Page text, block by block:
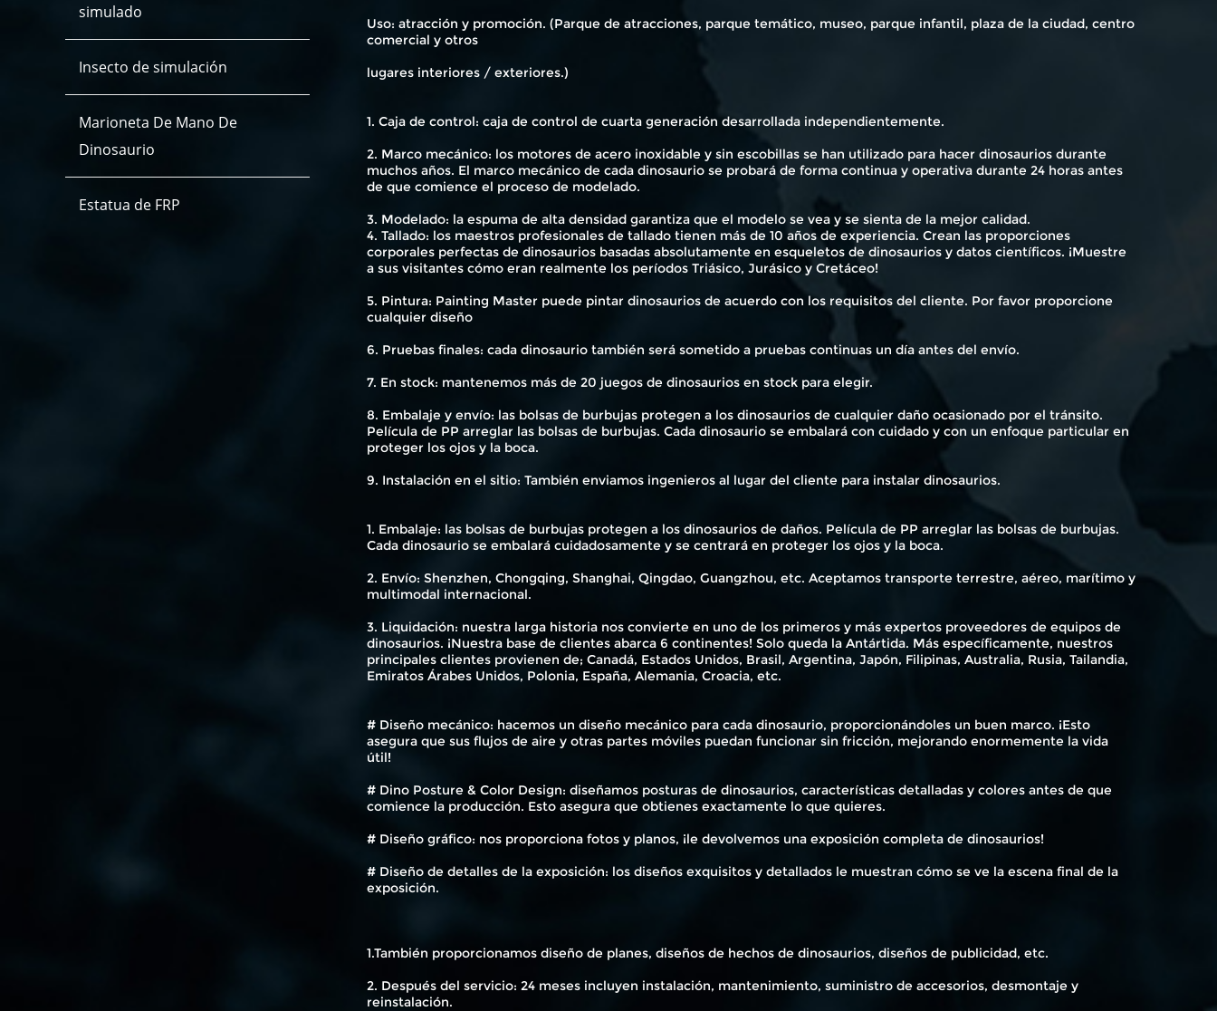
simulado
Insecto de simulación
Marioneta De Mano De
Dinosaurio
Estatua de FRP
Uso: atracción y promoción. (Parque de atracciones, parque temático, museo, parque infantil, plaza de la ciudad, centro
comercial y otros
lugares interiores / exteriores.)
1. Caja de control: caja de control de cuarta generación desarrollada independientemente.
2. Marco mecánico: los motores de acero inoxidable y sin escobillas se han utilizado para hacer dinosaurios durante
muchos años. El marco mecánico de cada dinosaurio se probará de forma continua y operativa durante 24 horas antes
de que comience el proceso de modelado.
3. Modelado: la espuma de alta densidad garantiza que el modelo se vea y se sienta de la mejor calidad.
4. Tallado: los maestros profesionales de tallado tienen más de 10 años de experiencia. Crean las proporciones
corporales perfectas de dinosaurios basadas absolutamente en esqueletos de dinosaurios y datos científicos. ¡Muestre
a sus visitantes cómo eran realmente los períodos Triásico, Jurásico y Cretáceo!
5. Pintura: Painting Master puede pintar dinosaurios de acuerdo con los requisitos del cliente. Por favor proporcione
cualquier diseño
6. Pruebas finales: cada dinosaurio también será sometido a pruebas continuas un día antes del envío.
7. En stock: mantenemos más de 20 juegos de dinosaurios en stock para elegir.
8. Embalaje y envío: las bolsas de burbujas protegen a los dinosaurios de cualquier daño ocasionado por el tránsito.
Película de PP arreglar las bolsas de burbujas. Cada dinosaurio se embalará con cuidado y con un enfoque particular en
proteger los ojos y la boca.
9. Instalación en el sitio: También enviamos ingenieros al lugar del cliente para instalar dinosaurios.
1. Embalaje: las bolsas de burbujas protegen a los dinosaurios de daños. Película de PP arreglar las bolsas de burbujas.
Cada dinosaurio se embalará cuidadosamente y se centrará en proteger los ojos y la boca.
2. Envío: Shenzhen, Chongqing, Shanghai, Qingdao, Guangzhou, etc. Aceptamos transporte terrestre, aéreo, marítimo y
multimodal internacional.
3. Liquidación: nuestra larga historia nos convierte en uno de los primeros y más expertos proveedores de equipos de
dinosaurios. ¡Nuestra base de clientes abarca 6 continentes! Solo queda la Antártida. Más específicamente, nuestros
principales clientes provienen de; Canadá, Estados Unidos, Brasil, Argentina, Japón, Filipinas, Australia, Rusia, Tailandia,
Emiratos Árabes Unidos, Polonia, España, Alemania, Croacia, etc.
# Diseño mecánico: hacemos un diseño mecánico para cada dinosaurio, proporcionándoles un buen marco. ¡Esto
asegura que sus flujos de aire y otras partes móviles puedan funcionar sin fricción, mejorando enormemente la vida
útil!
# Dino Posture & Color Design: diseñamos posturas de dinosaurios, características detalladas y colores antes de que
comience la producción. Esto asegura que obtienes exactamente lo que quieres.
# Diseño gráfico: nos proporciona fotos y planos, ¡le devolvemos una exposición completa de dinosaurios!
# Diseño de detalles de la exposición: los diseños exquisitos y detallados le muestran cómo se ve la escena final de la
exposición.
1.También proporcionamos diseño de planes, diseños de hechos de dinosaurios, diseños de publicidad, etc.
2. Después del servicio: 24 meses incluyen instalación, mantenimiento, suministro de accesorios, desmontaje y
reinstalación.